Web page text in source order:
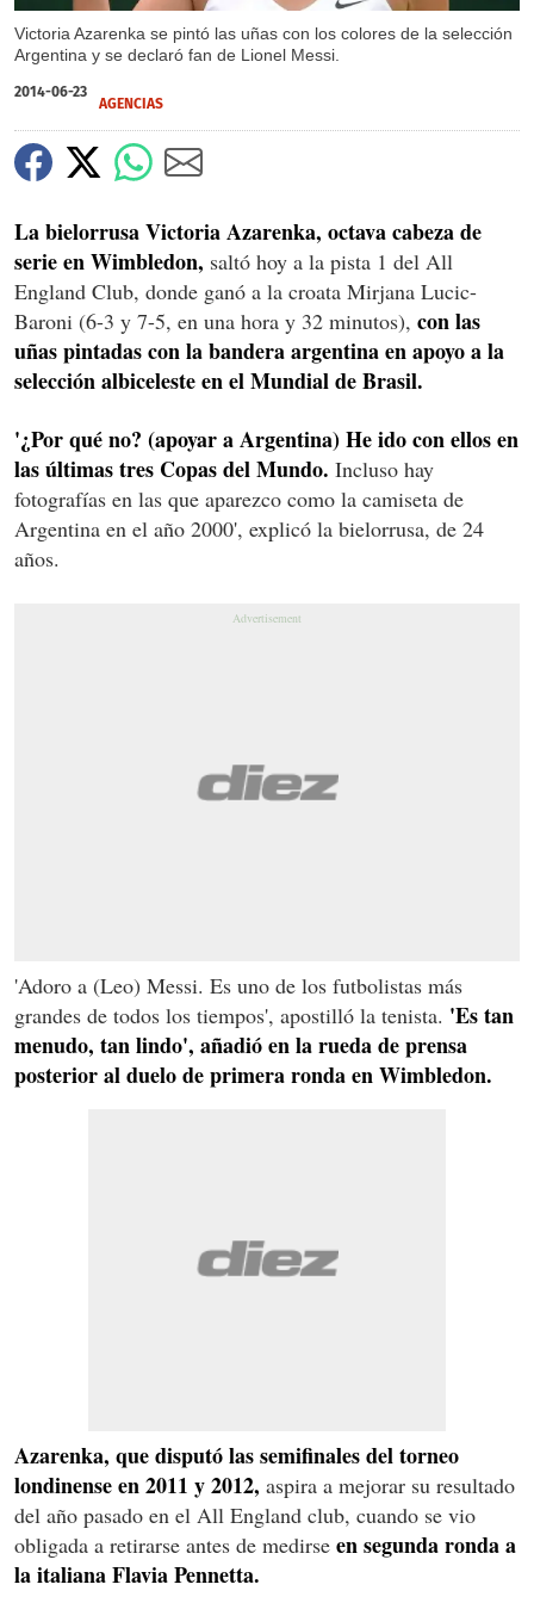
Victoria Azarenka se pintó las uñas con los colores de la selección
Argentina y se declaró fan de Lionel Messi.
2014-06-23
AGENCIAS
La bielorrusa Victoria Azarenka, octava cabeza de
serie en Wimbledon, saltó hoy a la pista 1 del All
England Club, donde ganó a la croata Mirjana Lucic-
Baroni (6-3 y 7-5, en una hora y 32 minutos), con las
uñas pintadas con la bandera argentina en apoyo a la
selección albiceleste en el Mundial de Brasil.
'¿Por qué no? (apoyar a Argentina) He ido con ellos en
las últimas tres Copas del Mundo. Incluso hay
fotografías en las que aparezco como la camiseta de
Argentina en el año 2000', explicó la bielorrusa, de 24
años.
'Adoro a (Leo) Messi. Es uno de los futbolistas más
grandes de todos los tiempos', apostilló la tenista. 'Es tan
menudo, tan lindo', añadió en la rueda de prensa
posterior al duelo de primera ronda en Wimbledon.
Azarenka, que disputó las semifinales del torneo
londinense en 2011 y 2012, aspira a mejorar su resultado
del año pasado en el All England club, cuando se vio
obligada a retirarse antes de medirse en segunda ronda a
la italiana Flavia Pennetta.